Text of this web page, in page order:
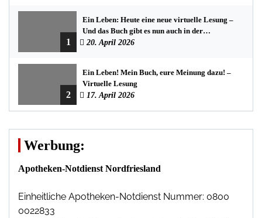
1
Ein Leben: Heute eine neue virtuelle Lesung –
Und das Buch gibt es nun auch in der
Bredstedter Stadtbuchhandlung
20. April 2026
2
Ein Leben! Mein Buch, eure Meinung dazu! –
Virtuelle Lesung
17. April 2026
Werbung:
Apotheken-Notdienst Nordfriesland
Einheitliche Apotheken-Notdienst Nummer: 0800
0022833